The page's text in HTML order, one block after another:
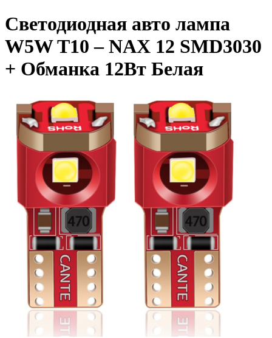
Светодиодная авто лампа
W5W T10 – NAX 12 SMD3030
+ Обманка 12Вт Белая